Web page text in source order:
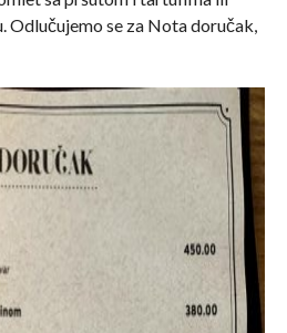
se za Nota doručak,